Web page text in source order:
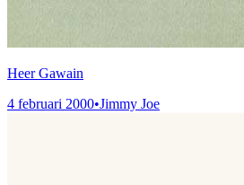
Heer Gawain
4 februari 2000•Jimmy Joe